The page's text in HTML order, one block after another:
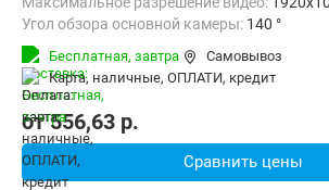
Угол обзора основной камеры: 140 °
Количество каналов видео:
Дополнительно:
G-сенсор, GPS-
Бесплатная, завтра
Самовывоз
карта, наличные, ОПЛАТИ, кредит
от556,63 p.
Сравнить цены